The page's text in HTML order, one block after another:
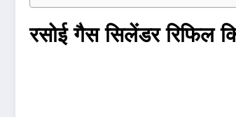
रसोई गैस सिलेंडर रिफिल